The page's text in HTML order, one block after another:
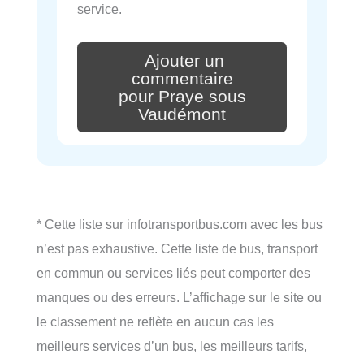
service.
Ajouter un
commentaire
pour Praye sous
Vaudémont
* Cette liste sur infotransportbus.com avec les bus
n’est pas exhaustive. Cette liste de bus, transport
en commun ou services liés peut comporter des
manques ou des erreurs. L’affichage sur le site ou
le classement ne reflète en aucun cas les
meilleurs services d’un bus, les meilleurs tarifs,